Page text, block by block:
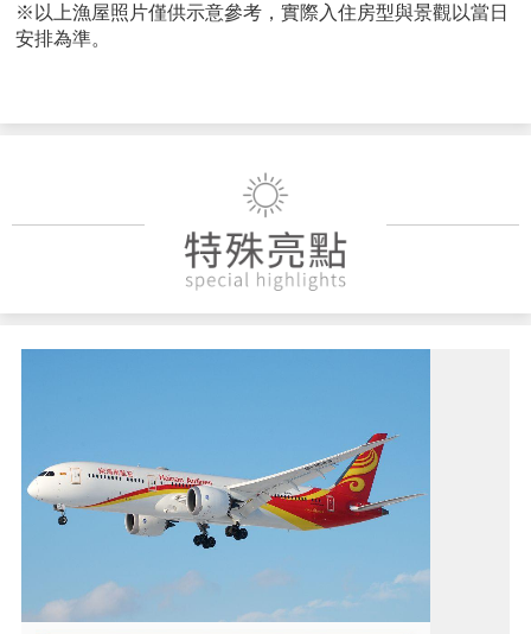
※以上漁屋照片僅供示意參考，實際入住房型與景觀以當日
安排為準。